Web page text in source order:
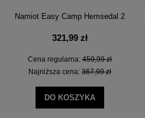
Namiot Easy Camp Hemsedal 2
321,99 zł
Cena regularna:459,99 zł
Najniższa cena:367,99 zł
DO KOSZYKA